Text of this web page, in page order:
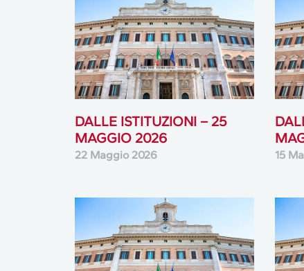
DALLE ISTITUZIONI – 25
MAGGIO 2026
22 Maggio 2026 15